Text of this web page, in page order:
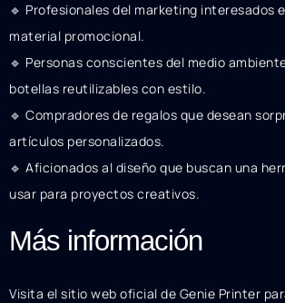
🔹 Profesionales del marketing interesados
material promocional.
🔹 Personas conscientes del medio
botellas reutilizables con estilo.
🔹 Compradores de regalos que desean
artículos personalizados.
🔹 Aficionados al diseño que buscan una
usar para proyectos creativos.
Más información
Visita el sitio web oficial de Genie Printer